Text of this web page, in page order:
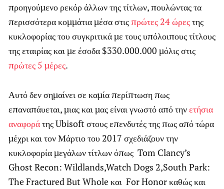
προηγούμενο ρεκόρ άλλων της τίτλων, πουλώντας τα
περισσότερα κομμάτια μέσα στιςπρώτες 24 ώρεςτης
κυκλοφορίας του συγκριτικά με τους υπόλοιπους τίτλους
της εταιρίας και με έσοδα $330.000.000 μόλις στις
πρώτες 5 μέρες.
Αυτό δεν σημαίνει σε καμία περίπτωση πως
επαναπάυεται, μιας και μας είναι γνωστό από τηνετήσια
αναφοράτης Ubisoft στους επενδυτές της πως από τώρα
μέχρι και τον Μάρτιο του 2017 σχεδιάζουν την
κυκλοφορία μεγάλων τίτλων όπως Tom Clancy’s
Ghost Recon: Wildlands,Watch Dogs 2,South Park:
The Fractured But Whole και For Honor καθώς και